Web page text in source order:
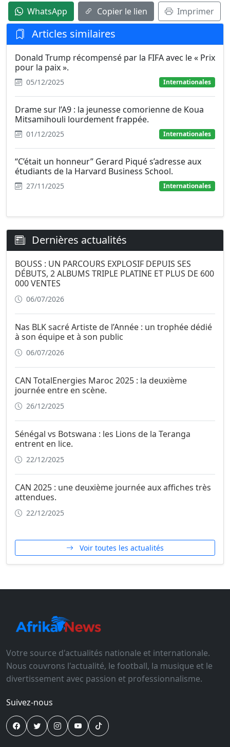
WhatsApp Copier le lien Imprimer
Articles similaires
Donald Trump récompensé par la FIFA avec le « Prix
pour la paix ».
05/12/2025 Internationales
Drame sur l’A9 : la jeunesse comorienne de Koua
Mitsamihouli lourdement frappée.
01/12/2025 Internationales
“C’était un honneur” Gerard Piqué s’adresse aux
étudiants de la Harvard Business School.
27/11/2025 Internationales
Dernières actualités
BOUSS : UN PARCOURS EXPLOSIF DEPUIS SES
DÉBUTS, 2 ALBUMS TRIPLE PLATINE ET PLUS DE 600
000 VENTES
06/07/2026
Nas BLK sacré Artiste de l’Année : un trophée dédié
à son équipe et à son public
06/07/2026
CAN TotalEnergies Maroc 2025 : la deuxième
journée entre en scène.
26/12/2025
Sénégal vs Botswana : les Lions de la Teranga
entrent en lice.
22/12/2025
CAN 2025 : une deuxième journée aux affiches très
attendues.
22/12/2025
Voir toutes les actualités
Votre source d'actualités nationale et internationale.
Nous couvrons l'actualité, le football, la musique et le
divertissement avec passion et professionnalisme.
Suivez-nous